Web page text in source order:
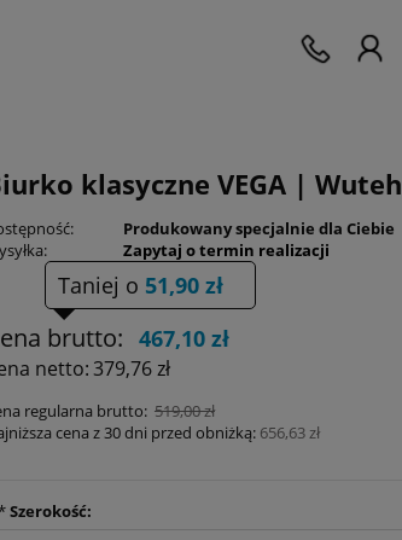
klasyczne VEGA | Wuteh
Produkowany specjalnie dla Ciebie
Zapytaj o termin realizacji
Taniej o 51,90 zł
brutto: 467,10 zł
netto:379,76 zł
regularna brutto: 519,00 zł
cena z 30 dni przed obniżką: 656,63 zł
Szerokość: